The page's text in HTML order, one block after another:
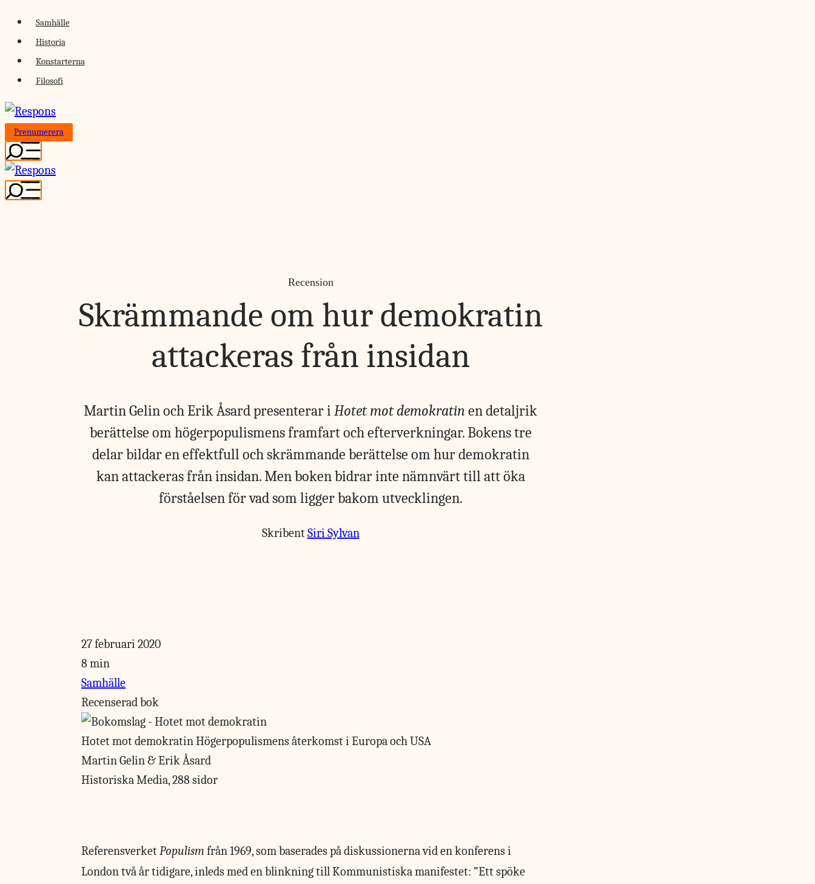
Skip
content
Samhälle
Historia
Konstarterna
Filosofi
Prenumerera
Recension
Skrämmande om hur demokratin
attackeras från insidan
Martin Gelin och Erik Åsard presenterar i Hotet mot demokratin en detaljrik
berättelse om högerpopulismens framfart och efterverkningar. Bokens tre
delar bildar en effektfull och skrämmande berättelse om hur demokratin
kan attackeras från insidan. Men boken bidrar inte nämnvärt till att öka
förståelsen för vad som ligger bakom utvecklingen.
SkribentSiri Sylvan
27 februari 2020
8 min
Samhälle
Recenserad bok
Hotet mot demokratin Högerpopulismens återkomst i Europa och USA
Martin Gelin & Erik Åsard
Historiska Media, 288 sidor
Referensverket Populism från 1969, som baserades på diskussionerna vid en konferens i
London två år tidigare, inleds med en blinkning till Kommunistiska manifestet: ”Ett spöke